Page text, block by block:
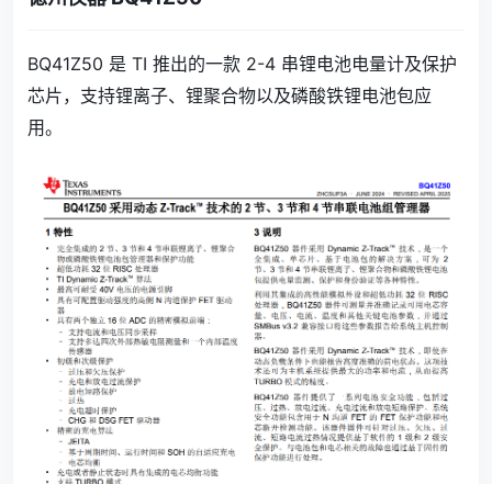
BQ41Z50 是 TI 推出的一款 2-4 串锂电池电量计及保护
芯片，支持锂离子、锂聚合物以及磷酸铁锂电池包应
用。